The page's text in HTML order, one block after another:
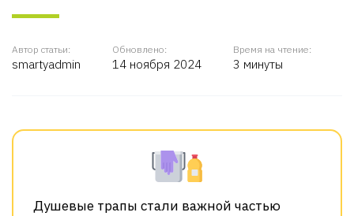
Автор статьи:
smartyadmin
Обновлено:
14 ноября 2024
Время на чтение:
3 минуты
Душевые трапы стали важной частью